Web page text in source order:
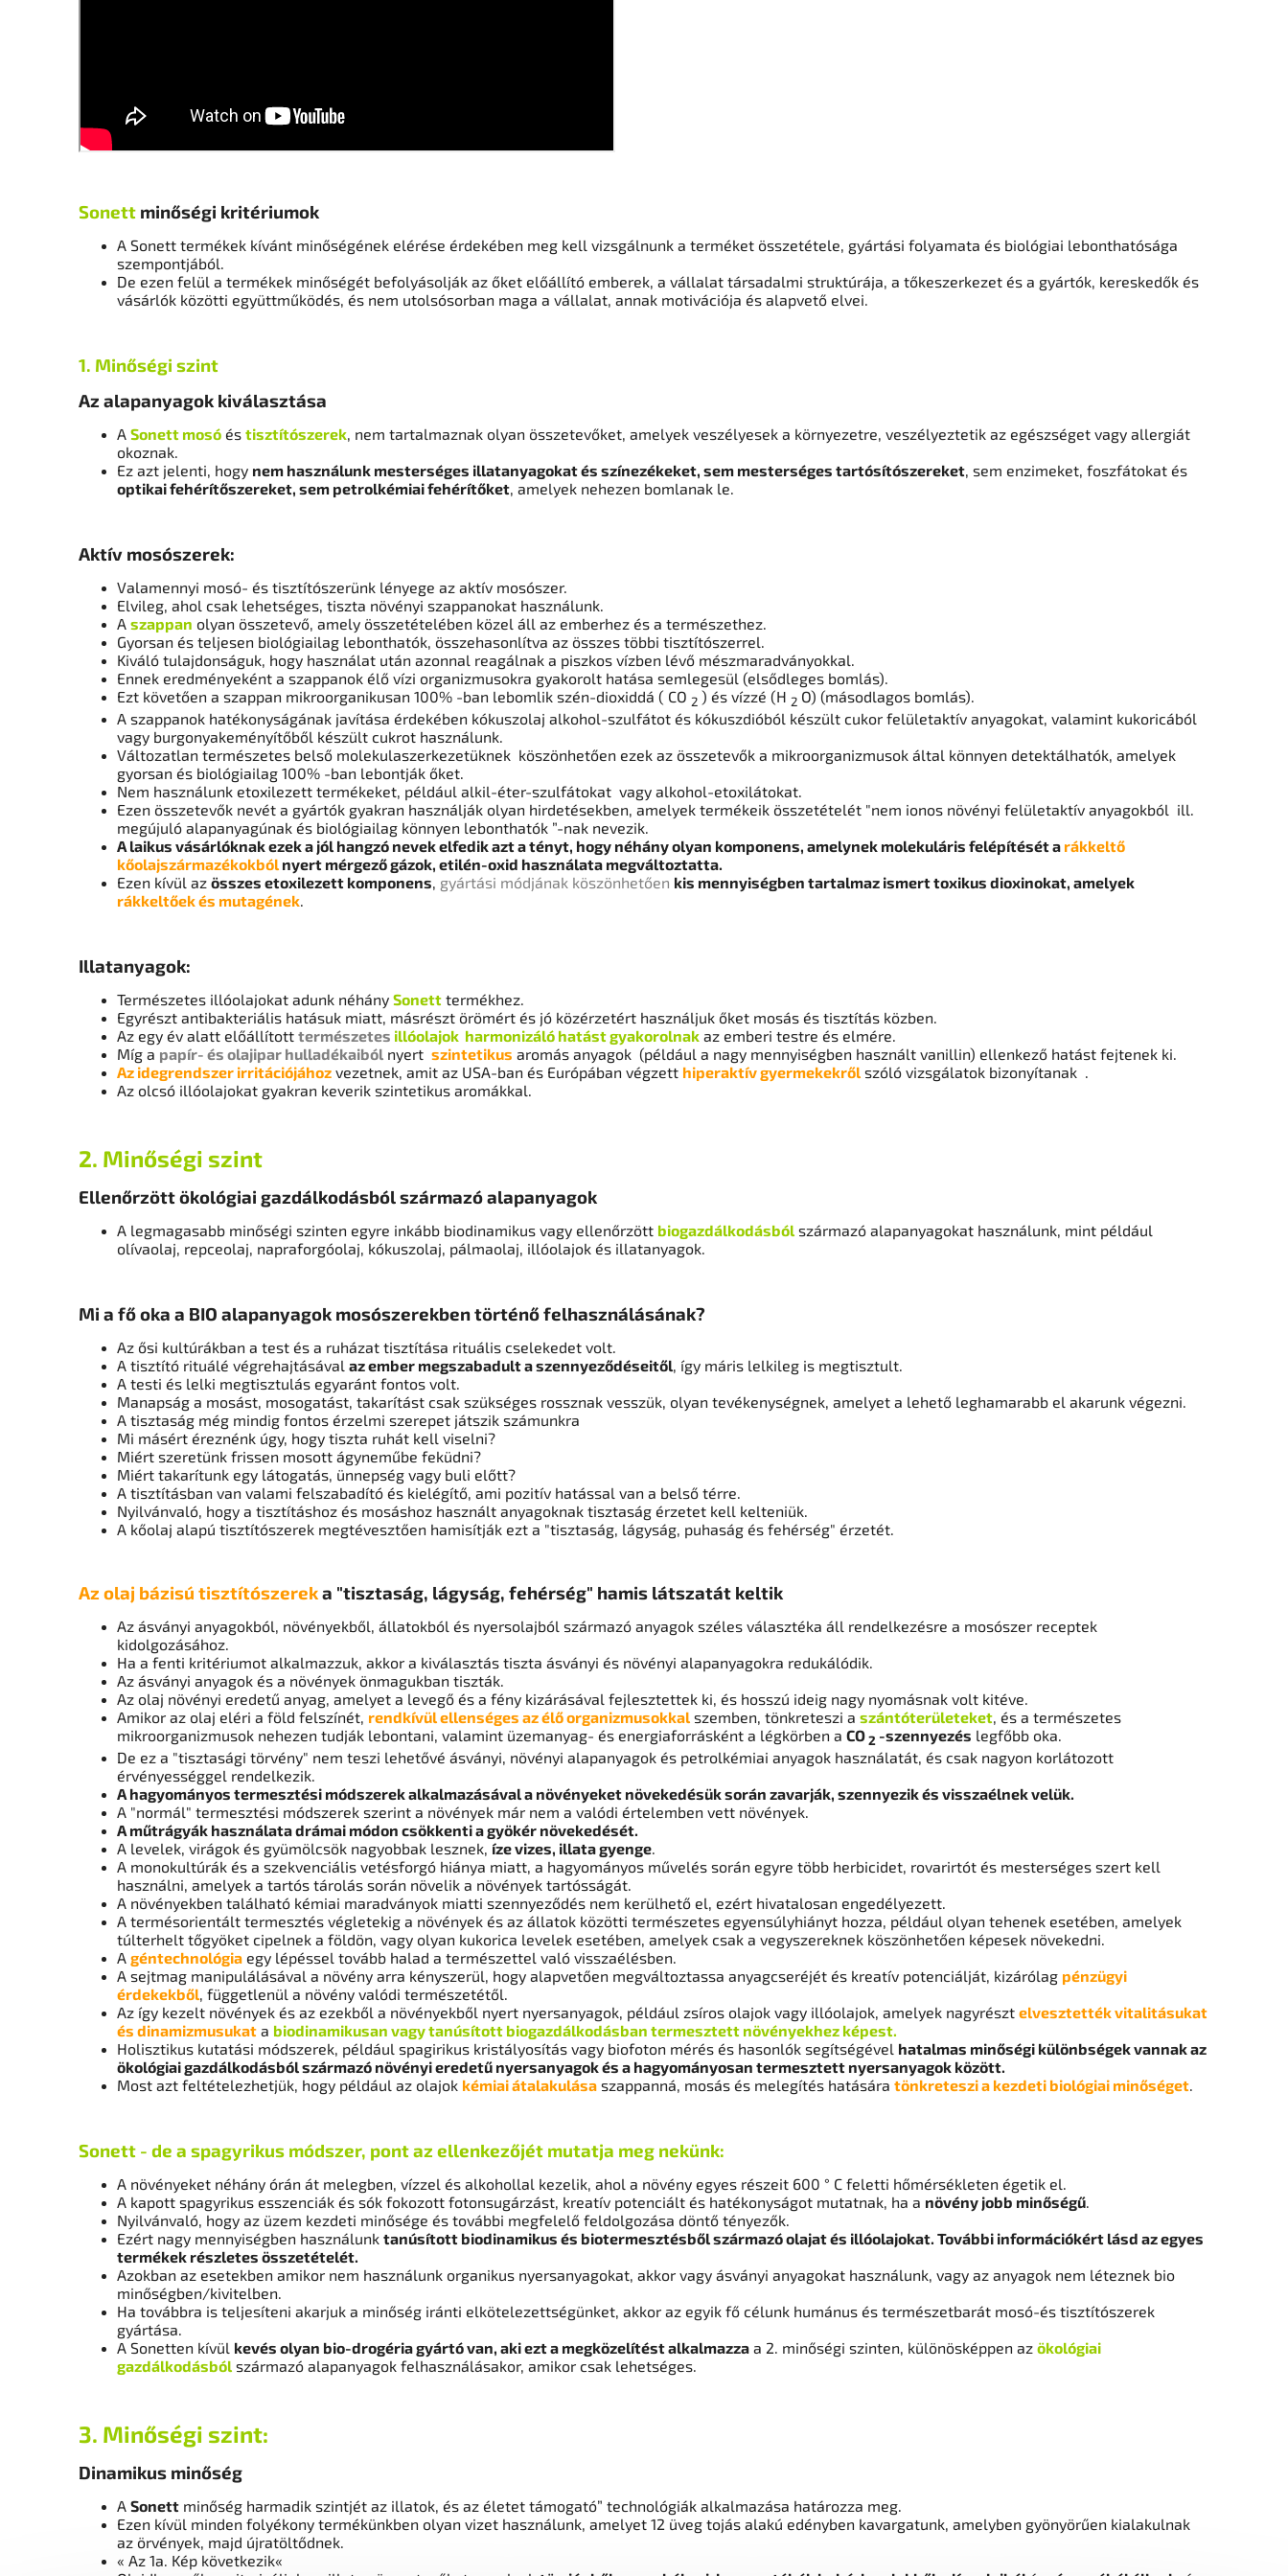
Sonett minőségi kritériumok
A Sonett termékek kívánt minőségének elérése érdekében meg kell vizsgálnunk a terméket összetétele, gyártási folyamata és biológiai lebonthatósága
szempontjából.
De ezen felül a termékek minőségét befolyásolják az őket előállító emberek, a vállalat társadalmi struktúrája, a tőkeszerkezet és a gyártók, kereskedők és
vásárlók közötti együttműködés, és nem utolsósorban maga a vállalat, annak motivációja és alapvető elvei.
1. Minőségi szint
Az alapanyagok kiválasztása
A Sonett mosó és tisztítószerek, nem tartalmaznak olyan összetevőket, amelyek veszélyesek a környezetre, veszélyeztetik az egészséget vagy allergiát
okoznak.
Ez azt jelenti, hogy nem használunk mesterséges illatanyagokat és színezékeket, sem mesterséges tartósítószereket, sem enzimeket, foszfátokat és
optikai fehérítőszereket, sem petrolkémiai fehérítőket, amelyek nehezen bomlanak le.
Aktív mosószerek:
Valamennyi mosó- és tisztítószerünk lényege az aktív mosószer.
Elvileg, ahol csak lehetséges, tiszta növényi szappanokat használunk.
A szappan olyan összetevő, amely összetételében közel áll az emberhez és a természethez.
Gyorsan és teljesen biológiailag lebonthatók, összehasonlítva az összes többi tisztítószerrel.
Kiváló tulajdonságuk, hogy használat után azonnal reagálnak a piszkos vízben lévő mészmaradványokkal.
Ennek eredményeként a szappanok élő vízi organizmusokra gyakorolt ​​hatása semlegesül (elsődleges bomlás).
Ezt követően a szappan mikroorganikusan 100% -ban lebomlik szén-dioxiddá ( CO 2 ) és vízzé (H 2 O) (másodlagos bomlás).
A szappanok hatékonyságának javítása érdekében kókuszolaj alkohol-szulfátot és kókuszdióból készült cukor felületaktív anyagokat, valamint kukoricából
vagy burgonyakeményítőből készült cukrot használunk.
Változatlan természetes belső molekulaszerkezetüknek köszönhetően ezek az összetevők a mikroorganizmusok által könnyen detektálhatók, amelyek
gyorsan és biológiailag 100% -ban lebontják őket.
Nem használunk etoxilezett termékeket, például alkil-éter-szulfátokat vagy alkohol-etoxilátokat.
Ezen összetevők nevét a gyártók gyakran használják olyan hirdetésekben, amelyek termékeik összetételét "nem ionos növényi felületaktív anyagokból ill.
megújuló alapanyagúnak és biológiailag könnyen lebonthatók ”-nak nevezik.
A laikus vásárlóknak ezek a jól hangzó nevek elfedik azt a tényt, hogy néhány olyan komponens, amelynek molekuláris felépítését a rákkeltő
kőolajszármazékokból nyert mérgező gázok, etilén-oxid használata megváltoztatta.
Ezen kívül az összes etoxilezett komponens, gyártási módjának köszönhetően kis mennyiségben tartalmaz ismert toxikus dioxinokat, amelyek
rákkeltőek és mutagének.
Illatanyagok:
Természetes illóolajokat adunk néhány Sonett termékhez.
Egyrészt antibakteriális hatásuk miatt, másrészt örömért és jó közérzetért használjuk őket mosás és tisztítás közben.
Az egy év alatt előállított természetes illóolajok harmonizáló hatást gyakorolnak az emberi testre és elmére.
Míg a papír- és olajipar hulladékaiból nyert szintetikus aromás anyagok (például a nagy mennyiségben használt vanillin) ellenkező hatást fejtenek ki.
Az idegrendszer irritációjához vezetnek, amit az USA-ban és Európában végzett hiperaktív gyermekekről szóló vizsgálatok bizonyítanak .
Az olcsó illóolajokat gyakran keverik szintetikus aromákkal.
2. Minőségi szint
Ellenőrzött ökológiai gazdálkodásból származó alapanyagok
A legmagasabb minőségi szinten egyre inkább biodinamikus vagy ellenőrzött biogazdálkodásból származó alapanyagokat használunk, mint például
olívaolaj, repceolaj, napraforgóolaj, kókuszolaj, pálmaolaj, illóolajok és illatanyagok.
Mi a fő oka a BIO alapanyagok mosószerekben történő felhasználásának?
Az ősi kultúrákban a test és a ruházat tisztítása rituális cselekedet volt.
A tisztító rituálé végrehajtásával az ember megszabadult a szennyeződéseitől, így máris lelkileg is megtisztult.
A testi és lelki megtisztulás egyaránt fontos volt.
Manapság a mosást, mosogatást, takarítást csak szükséges rossznak vesszük, olyan tevékenységnek, amelyet a lehető leghamarabb el akarunk végezni.
A tisztaság még mindig fontos érzelmi szerepet játszik számunkra
Mi másért éreznénk úgy, hogy tiszta ruhát kell viselni?
Miért szeretünk frissen mosott ágyneműbe feküdni?
Miért takarítunk egy látogatás, ünnepség vagy buli előtt?
A tisztításban van valami felszabadító és kielégítő, ami pozitív hatással van a belső térre.
Nyilvánvaló, hogy a tisztításhoz és mosáshoz használt anyagoknak tisztaság érzetet kell kelteniük.
A kőolaj alapú tisztítószerek megtévesztően hamisítják ezt a "tisztaság, lágyság, puhaság és fehérség" érzetét.
Az olaj bázisú tisztítószereka "tisztaság, lágyság, fehérség" hamis látszatát keltik
Az ásványi anyagokból, növényekből, állatokból és nyersolajból származó anyagok széles választéka áll rendelkezésre a mosószer receptek
kidolgozásához.
Ha a fenti kritériumot alkalmazzuk, akkor a kiválasztás tiszta ásványi és növényi alapanyagokra redukálódik.
Az ásványi anyagok és a növények önmagukban tiszták.
Az olaj növényi eredetű anyag, amelyet a levegő és a fény kizárásával fejlesztettek ki, és hosszú ideig nagy nyomásnak volt kitéve.
Amikor az olaj eléri a föld felszínét, rendkívül ellenséges az élő organizmusokkal szemben, tönkreteszi a szántóterületeket, és a természetes
mikroorganizmusok nehezen tudják lebontani, valamint üzemanyag- és energiaforrásként a légkörben a CO2 -szennyezés legfőbb oka.
De ez a "tisztasági törvény" nem teszi lehetővé ásványi, növényi alapanyagok és petrolkémiai anyagok használatát, és csak nagyon korlátozott
érvényességgel rendelkezik.
A hagyományos termesztési módszerek alkalmazásával a növényeket növekedésük során zavarják, szennyezik és visszaélnek velük.
A "normál" termesztési módszerek szerint a növények már nem a valódi értelemben vett növények.
A műtrágyák használata drámai módon csökkenti a gyökér növekedését.
A levelek, virágok és gyümölcsök nagyobbak lesznek, íze vizes, illata gyenge.
A monokultúrák és a szekvenciális vetésforgó hiánya miatt, a hagyományos művelés során egyre több herbicidet, rovarirtót és mesterséges szert kell
használni, amelyek a tartós tárolás során növelik a növények tartósságát.
A növényekben található kémiai maradványok miatti szennyeződés nem kerülhető el, ezért hivatalosan engedélyezett.
A termésorientált termesztés végletekig a növények és az állatok közötti természetes egyensúlyhiányt hozza, például olyan tehenek esetében, amelyek
túlterhelt tőgyöket cipelnek a földön, vagy olyan kukorica levelek esetében, amelyek csak a vegyszereknek köszönhetően képesek növekedni.
A géntechnológia egy lépéssel tovább halad a természettel való visszaélésben.
A sejtmag manipulálásával a növény arra kényszerül, hogy alapvetően megváltoztassa anyagcseréjét és kreatív potenciálját, kizárólag pénzügyi
érdekekből, függetlenül a növény valódi természetétől.
Az így kezelt növények és az ezekből a növényekből nyert nyersanyagok, például zsíros olajok vagy illóolajok, amelyek nagyrészt elvesztették vitalitásukat
és dinamizmusukat a biodinamikusan vagy tanúsított biogazdálkodásban termesztett növényekhez képest.
Holisztikus kutatási módszerek, például spagirikus kristályosítás vagy biofoton mérés és hasonlók segítségével hatalmas minőségi különbségek vannak az
ökológiai gazdálkodásból származó növényi eredetű nyersanyagok és a hagyományosan termesztett nyersanyagok között.
Most azt feltételezhetjük, hogy például az olajok kémiai átalakulása szappanná, mosás és melegítés hatására tönkreteszi a kezdeti biológiai minőséget.
Sonett - de a spagyrikus módszer, pont az ellenkezőjét mutatja meg nekünk:
A növényeket néhány órán át melegben, vízzel és alkohollal kezelik, ahol a növény egyes részeit 600 ° C feletti hőmérsékleten égetik el.
A kapott spagyrikus esszenciák és sók fokozott fotonsugárzást, kreatív potenciált és hatékonyságot mutatnak, ha a növény jobb minőségű.
Nyilvánvaló, hogy az üzem kezdeti minősége és további megfelelő feldolgozása döntő tényezők.
Ezért nagy mennyiségben használunk tanúsított biodinamikus és biotermesztésből származó olajat és illóolajokat. További információkért lásd az egyes
termékek részletes összetételét.
Azokban az esetekben amikor nem használunk organikus nyersanyagokat, akkor vagy ásványi anyagokat használunk, vagy az anyagok nem léteznek bio
minőségben/kivitelben.
Ha továbbra is teljesíteni akarjuk a minőség iránti elkötelezettségünket, akkor az egyik fő célunk humánus és természetbarát mosó-és tisztítószerek
gyártása.
A Sonetten kívül kevés olyan bio-drogéria gyártó van, aki ezt a megközelítést alkalmazza a 2. minőségi szinten, különösképpen az ökológiai
gazdálkodásból származó alapanyagok felhasználásakor, amikor csak lehetséges.
3. Minőségi szint:
Dinamikus minőség
A Sonett minőség harmadik szintjét az illatok, és az életet támogató” technológiák alkalmazása határozza meg.
Ezen kívül minden folyékony termékünkben olyan vizet használunk, amelyet 12 üveg tojás alakú edényben kavargatunk, amelyben gyönyörűen kialakulnak
az örvények, majd újratöltődnek.
« Az 1a. Kép ​​következik«